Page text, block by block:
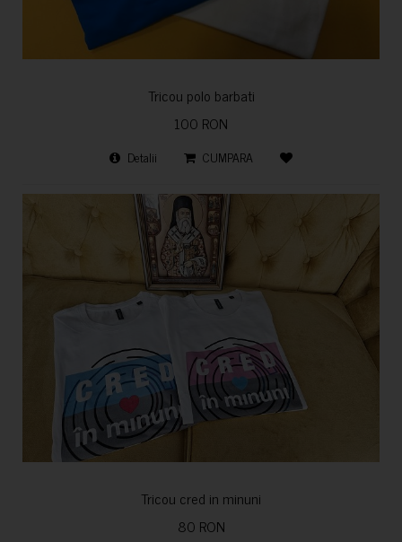
Tricou polo barbati
100 RON
Detalii CUMPARA
Tricou cred in minuni
80 RON